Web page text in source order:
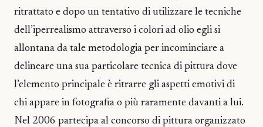
ritrattato e dopo un tentativo di utilizzare le tecniche
dell’iperrealismo attraverso i colori ad olio egli si
allontana da tale metodologia per incominciare a
delineare una sua particolare tecnica di pittura dove
l’elemento principale è ritrarre gli aspetti emotivi di
chi appare in fotografia o più raramente davanti a lui.
Nel 2006 partecipa al concorso di pittura organizzato